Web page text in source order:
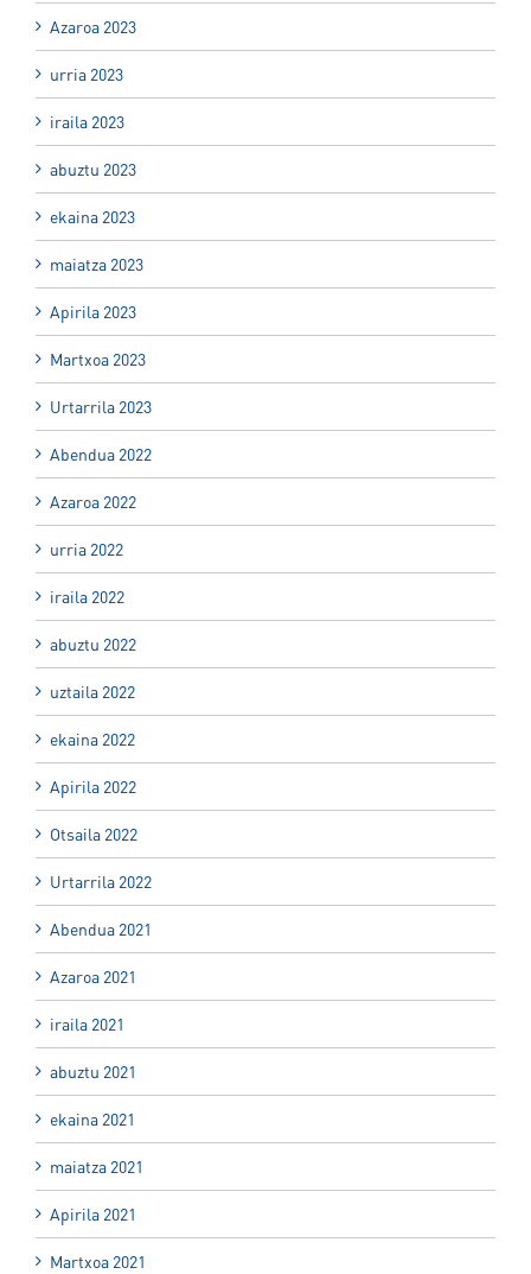
Azaroa 2023
urria 2023
iraila 2023
abuztu 2023
ekaina 2023
maiatza 2023
Apirila 2023
Martxoa 2023
Urtarrila 2023
Abendua 2022
Azaroa 2022
urria 2022
iraila 2022
abuztu 2022
uztaila 2022
ekaina 2022
Apirila 2022
Otsaila 2022
Urtarrila 2022
Abendua 2021
Azaroa 2021
iraila 2021
abuztu 2021
ekaina 2021
maiatza 2021
Apirila 2021
Martxoa 2021